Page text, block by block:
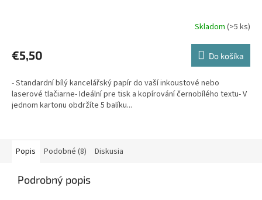
Skladom (>5 ks)
€5,50 Do košíka
- Standardní bílý kancelářský papír do vaší inkoustové nebo
laserové tlačiarne- Ideální pre tisk a kopírování černobílého textu- V
jednom kartonu obdržíte 5 balíku...
Popis Podobné (8) Diskusia
Podrobný popis